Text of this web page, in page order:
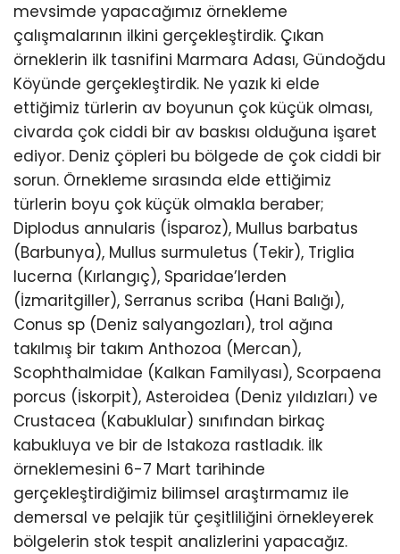
mevsimde yapacağımız örnekleme
çalışmalarının ilkini gerçekleştirdik. Çıkan
örneklerin ilk tasnifini Marmara Adası, Gündoğdu
Köyünde gerçekleştirdik. Ne yazık ki elde
ettiğimiz türlerin av boyunun çok küçük olması,
civarda çok ciddi bir av baskısı olduğuna işaret
ediyor. Deniz çöpleri bu bölgede de çok ciddi bir
sorun. Örnekleme sırasında elde ettiğimiz
türlerin boyu çok küçük olmakla beraber;
Diplodus annularis (İsparoz), Mullus barbatus
(Barbunya), Mullus surmuletus (Tekir), Triglia
lucerna (Kırlangıç), Sparidae’lerden
(İzmaritgiller), Serranus scriba (Hani Balığı),
Conus sp (Deniz salyangozları), trol ağına
takılmış bir takım Anthozoa (Mercan),
Scophthalmidae (Kalkan Familyası), Scorpaena
porcus (İskorpit), Asteroidea (Deniz yıldızları) ve
Crustacea (Kabuklular) sınıfından birkaç
kabukluya ve bir de Istakoza rastladık. İlk
örneklemesini 6-7 Mart tarihinde
gerçekleştirdiğimiz bilimsel araştırmamız ile
demersal ve pelajik tür çeşitliliğini örnekleyerek
bölgelerin stok tespit analizlerini yapacağız.